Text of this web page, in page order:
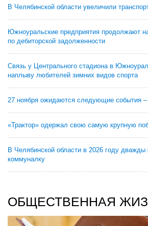
В Челябинской области увеличили
Южноуральские предприятия продолжают
по дебиторской задолженности
Связь у Центрального стадиона в
наплыву любителей зимних видов спорта
27 ноября ожидаются следующие события
«Трактор» одержал свою самую крупную
В Челябинской области в 2026 году дважды
коммуналку
ОБЩЕСТВЕННАЯ